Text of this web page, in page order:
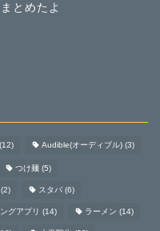
とめたよ
(12) Audible(オーディブル) (3)
つけ麺 (5)
(2) スタバ (6)
グアプリ (14) ラーメン (14)